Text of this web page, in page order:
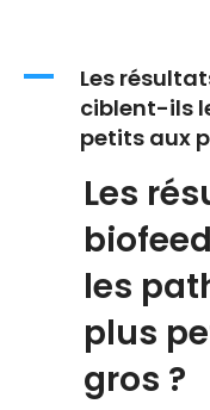
A
Les
ciblent-ils
petits aux
Les
les
plus
gros ?